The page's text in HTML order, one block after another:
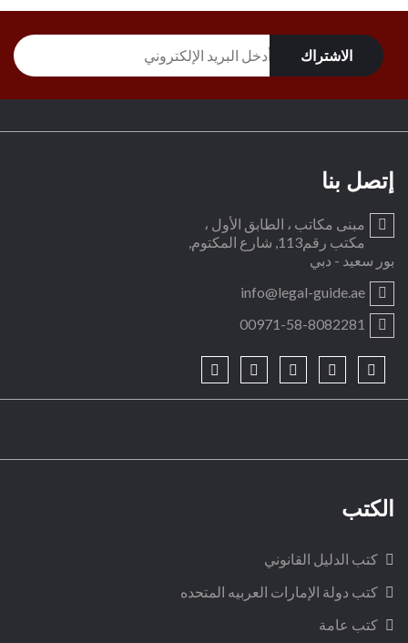
إتصل بنا
مبنى مكاتب ، الطابق الأول ،
مكتب رقم113, شارع المكتوم,
بور سعيد - دبي
info@legal-guide.ae
00971-58-8082281
الكتب
كتب الدليل القانوني
كتب دولة الإمارات العربيه المتحده
كتب عامة